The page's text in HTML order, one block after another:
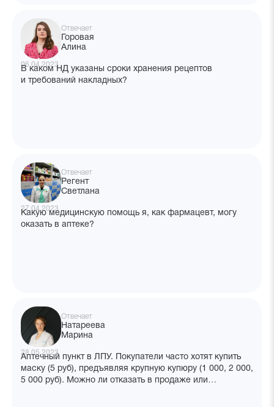
Отвечает
Горовая
Алина
06.04.2023
В каком НД указаны сроки хранения рецептов
и требований накладных?
Отвечает
Регент
Светлана
27.04.2023
Какую медицинскую помощь я, как фармацевт, могу
оказать в аптеке?
Отвечает
Натареева
Марина
28.05.2023
Аптечный пункт в ЛПУ. Покупатели часто хотят купить
маску (5 руб), предъявляя крупную купюру (1 000, 2 000,
5 000 руб). Можно ли отказать в продаже или